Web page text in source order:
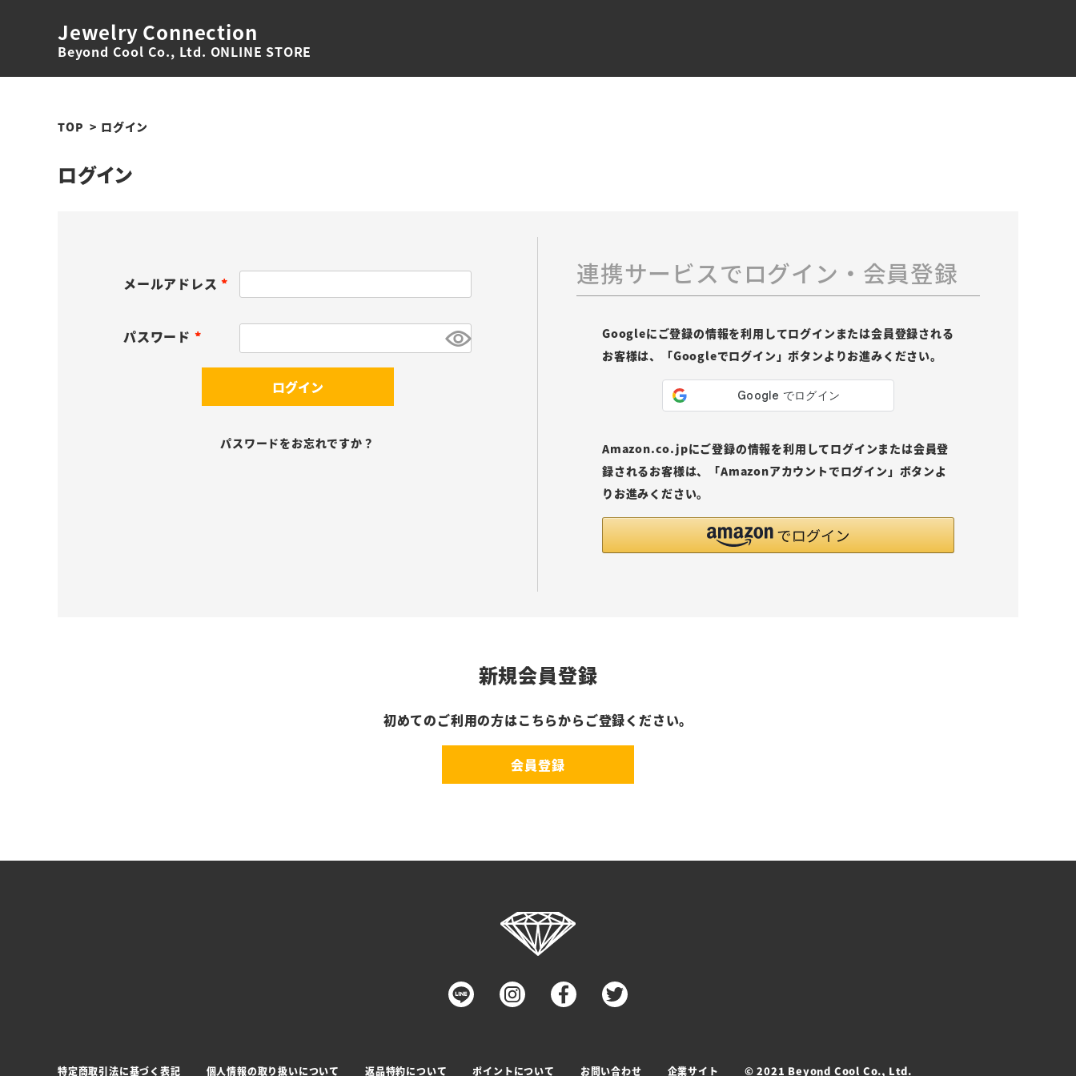
Jewelry Connection
Beyond Cool Co., Ltd. ONLINE STORE
TOP ログイン
ログイン
メールアドレス
パスワード
ログイン
パスワードをお忘れですか？
連携サービスでログイン・会員登録
Googleにご登録の情報を利用してログインまたは会員登録される
お客様は、「Googleでログイン」ボタンよりお進みください。
Amazon.co.jpにご登録の情報を利用してログインまたは会員登
録されるお客様は、「Amazonアカウントでログイン」ボタンよ
りお進みください。
新規会員登録
初めてのご利用の方はこちらからご登録ください。
会員登録
特定商取引法に基づく表記 個人情報の取り扱いについて 返品特約について ポイントについて お問い合わせ 企業サイト © 2021 Beyond Cool Co., Ltd.